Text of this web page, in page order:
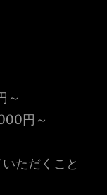
～
円～
ただくこと